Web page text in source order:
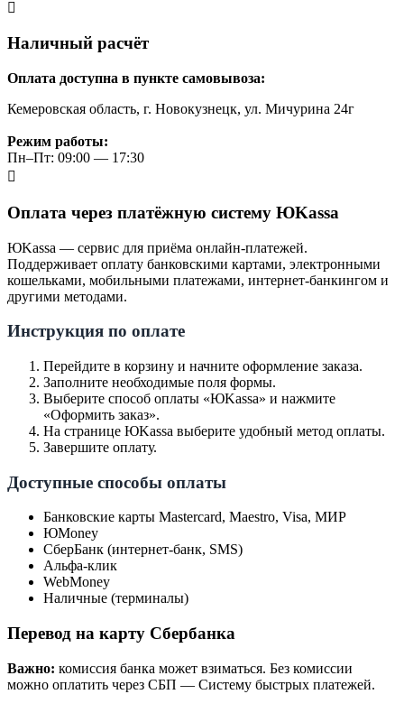
Наличный расчёт
Оплата доступна в пункте самовывоза:
Кемеровская область, г. Новокузнецк, ул. Мичурина 24г
Режим работы:
Пн–Пт: 09:00 — 17:30
Оплата через платёжную систему ЮKassa
ЮKassa — сервис для приёма онлайн-платежей.
Поддерживает оплату банковскими картами, электронными
кошельками, мобильными платежами, интернет-банкингом и
другими методами.
Инструкция по оплате
Перейдите в корзину и начните оформление заказа.
Заполните необходимые поля формы.
Выберите способ оплаты «ЮKassa» и нажмите
«Оформить заказ».
На странице ЮKassa выберите удобный метод оплаты.
Завершите оплату.
Доступные способы оплаты
Банковские карты Mastercard, Maestro, Visa, МИР
ЮMoney
СберБанк (интернет-банк, SMS)
Альфа-клик
WebMoney
Наличные (терминалы)
Перевод на карту Сбербанка
Важно: комиссия банка может взиматься. Без комиссии
можно оплатить через СБП — Систему быстрых платежей.